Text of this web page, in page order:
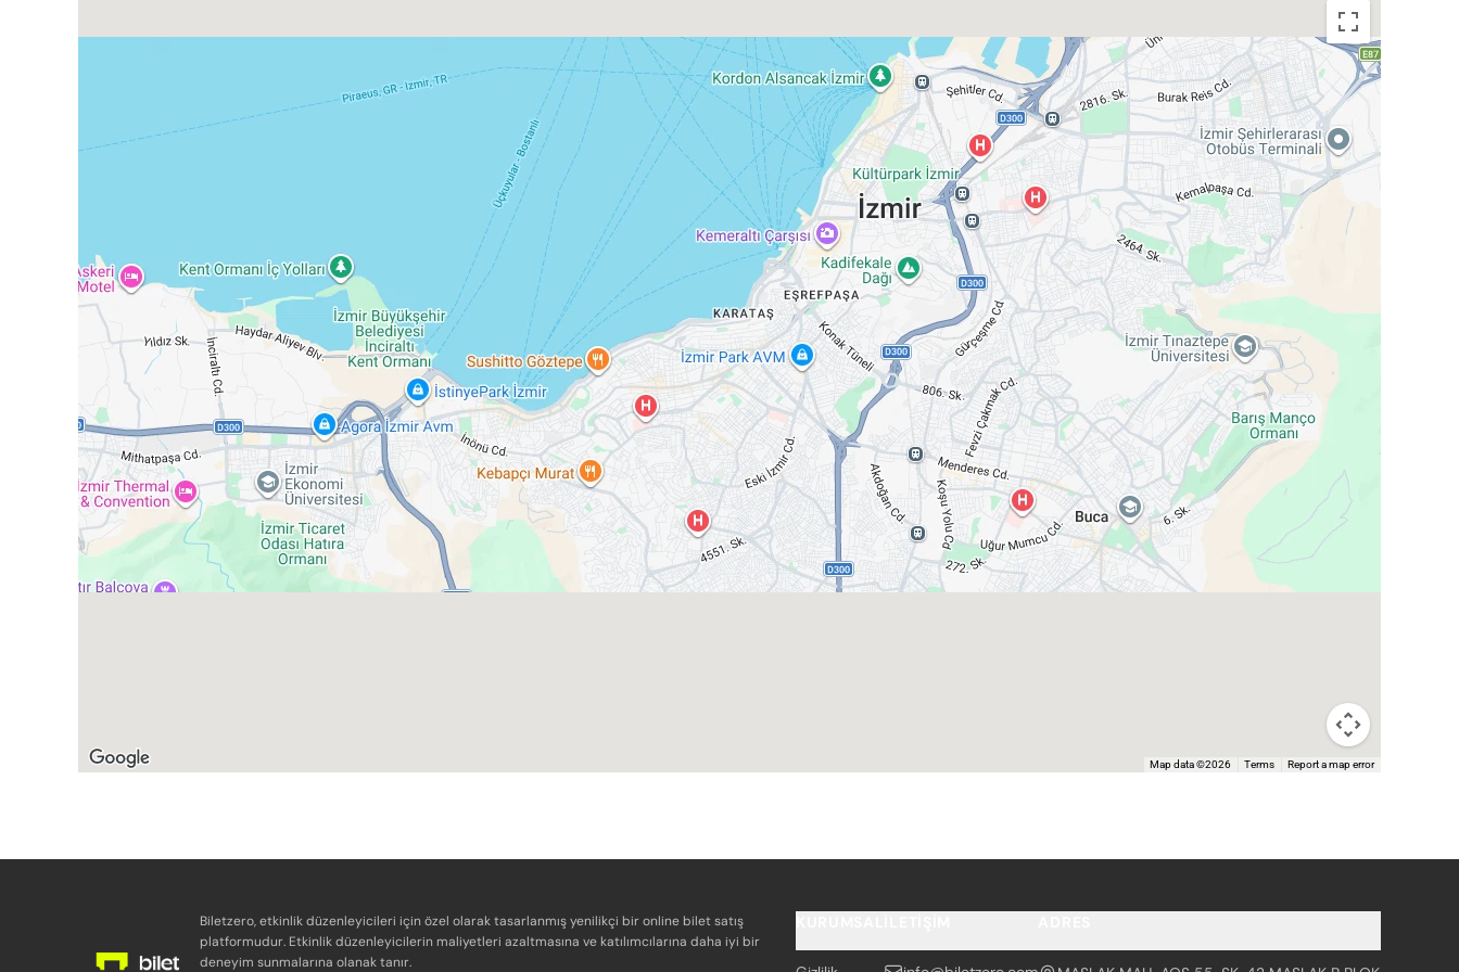
Map data ©2026 Terms Report a map error
Biletzero, etkinlik düzenleyicileri için özel olarak tasarlanmış yenilikçi bir online bilet satış
platformudur. Etkinlik düzenleyicilerin maliyetleri azaltmasına ve katılımcılarına daha iyi bir
deneyim sunmalarına olanak tanır.